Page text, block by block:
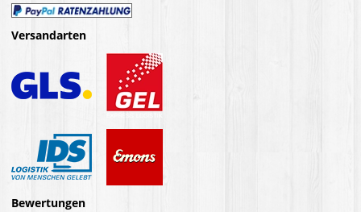
Versandarten
Bewertungen